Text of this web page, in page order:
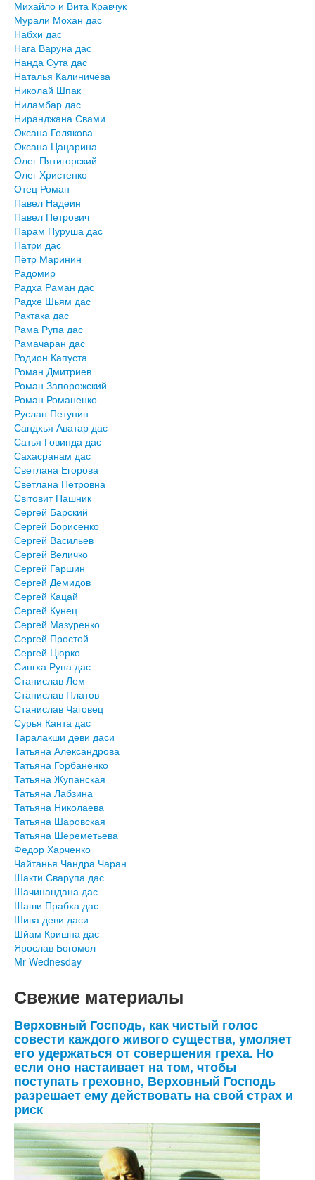
Михайло и Вита Кравчук
Мурали Мохан дас
Набхи дас
Нага Варуна дас
Нанда Сута дас
Наталья Калиничева
Николай Шпак
Ниламбар дас
Ниранджана Свами
Оксана Голякова
Оксана Цацарина
Олег Пятигорский
Олег Христенко
Отец Роман
Павел Надеин
Павел Петрович
Парам Пуруша дас
Патри дас
Пётр Маринин
Радомир
Радха Раман дас
Радхе Шьям дас
Рактака дас
Рама Рупа дас
Рамачаран дас
Родион Капуста
Роман Дмитриев
Роман Запорожский
Роман Романенко
Руслан Петунин
Сандхья Аватар дас
Сатья Говинда дас
Сахасранам дас
Светлана Егорова
Светлана Петровна
Світовит Пашник
Сергей Барский
Сергей Борисенко
Сергей Васильев
Сергей Величко
Сергей Гаршин
Сергей Демидов
Сергей Кацай
Сергей Кунец
Сергей Мазуренко
Сергей Простой
Сергей Цюрко
Сингха Рупа дас
Станислав Лем
Станислав Платов
Станислав Чаговец
Сурья Канта дас
Таралакши деви даси
Татьяна Александрова
Татьяна Горбаненко
Татьяна Жупанская
Татьяна Лабзина
Татьяна Николаева
Татьяна Шаровская
Татьяна Шереметьева
Федор Харченко
Чайтанья Чандра Чаран
Шакти Сварупа дас
Шачинандана дас
Шаши Прабха дас
Шива деви даси
Шйам Кришна дас
Ярослав Богомол
Mr Wednesday
Свежие материалы
Верховный Господь, как чистый голос
совести каждого живого существа, умоляет
его удержаться от совершения греха. Но
если оно настаивает на том, чтобы
поступать греховно, Верховный Господь
разрешает ему действовать на свой страх и
риск